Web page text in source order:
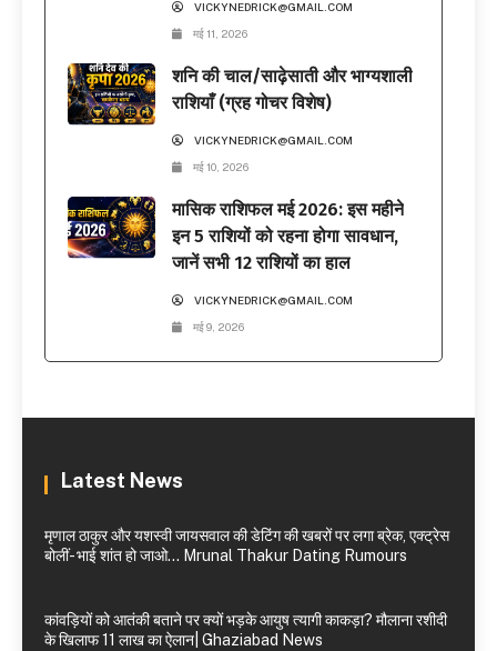
VICKYNEDRICK@GMAIL.COM
मई 11, 2026
शनि की चाल/साढ़ेसाती और भाग्यशाली
राशियाँ (ग्रह गोचर विशेष)
VICKYNEDRICK@GMAIL.COM
मई 10, 2026
मासिक राशिफल मई 2026: इस महीने
इन 5 राशियों को रहना होगा सावधान,
जानें सभी 12 राशियों का हाल
VICKYNEDRICK@GMAIL.COM
मई 9, 2026
Latest News
मृणाल ठाकुर और यशस्वी जायसवाल की डेटिंग की खबरों पर लगा ब्रेक, एक्ट्रेस
बोलीं- भाई शांत हो जाओ… Mrunal Thakur Dating Rumours
कांवड़ियों को आतंकी बताने पर क्यों भड़के आयुष त्यागी काकड़ा? मौलाना रशीदी
के खिलाफ 11 लाख का ऐलान| Ghaziabad News